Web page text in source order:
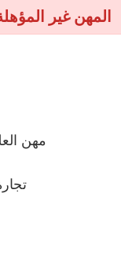
المهن غير المؤهلة
مهن